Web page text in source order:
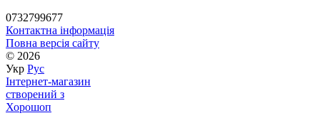
0732799677
Контактна інформація
Повна версія сайту
© 2026
Укр Рус
Інтернет-магазин
створений з
Хорошоп